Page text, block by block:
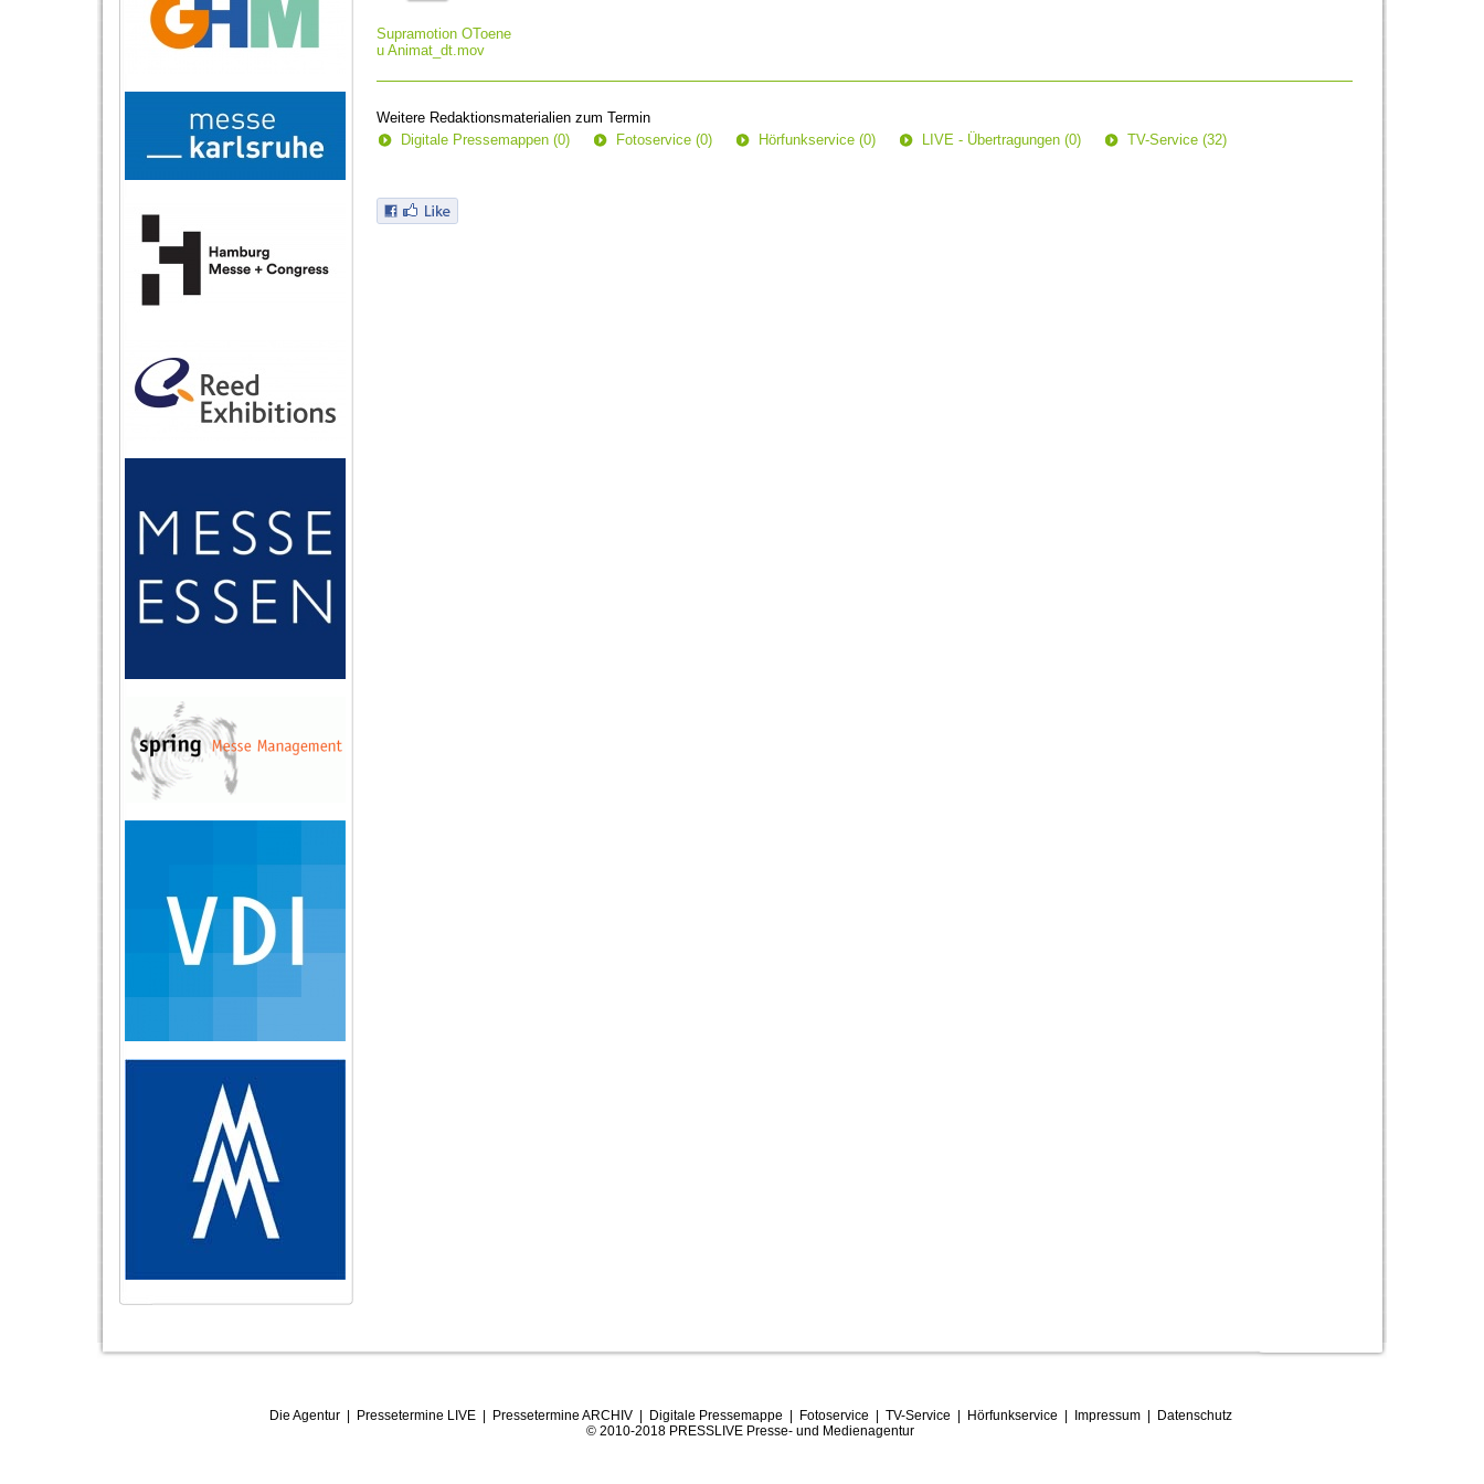
Supramotion OToene
u Animat_dt.mov
Weitere Redaktionsmaterialien zum Termin
Digitale Pressemappen (0)
Fotoservice (0) Hörfunkservice (0) LIVE - Übertragungen (0) TV-Service (32)
Die Agentur| Pressetermine LIVE| Pressetermine ARCHIV| Digitale Pressemappe Fotoservice TV-Service Hörfunkservice Impressum| Datenschutz
© 2010-2018 PRESSLIVE Presse- und Medienagentur